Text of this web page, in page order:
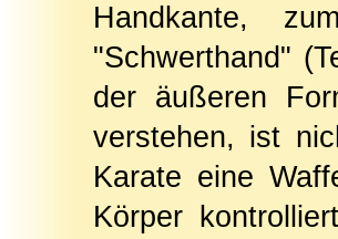
Handkante,
"Schwerthand"
der äußeren
verstehen, ist
Karate eine
Körper